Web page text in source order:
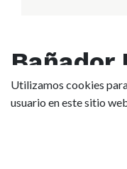
Bañador
Day
años) -
Utilizamos cookies
usuario en este sitio